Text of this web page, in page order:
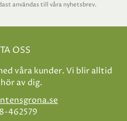
användas till våra nyhetsbrev.
OSS
våra kunder. Vi blir alltid
av dig.
462579